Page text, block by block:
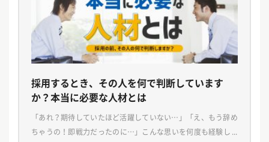
採用するとき、その人を何で判断しています
か？本当に必要な人材とは
「あれ？期待していたほど活躍していない…」「え、もう辞め
ちゃうの！即戦力だったのに…」こんな思いを何度も経験して